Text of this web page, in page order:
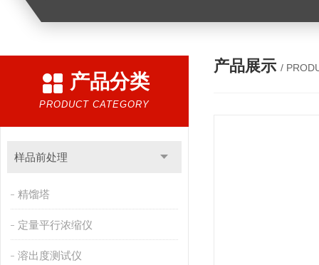
产品分类
PRODUCT CATEGORY
样品前处理
精馏塔
定量平行浓缩仪
溶出度测试仪
产品展示 /